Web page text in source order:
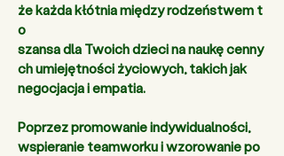
że każda kłótnia między rodzeństwem t
o
szansa dla Twoich dzieci na naukę cenny
ch umiejętności życiowych, takich jak
negocjacja i empatia.
Poprzez promowanie indywidualności,
wspieranie teamworku i wzorowanie po